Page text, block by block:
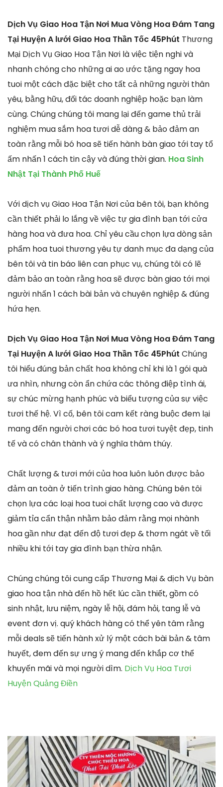
Dịch Vụ Giao Hoa Tận Nơi Mua Vòng Hoa Đám Tang
Tại Huyện A lưới Giao Hoa Thần Tốc 45Phút Thương
Mại Dịch Vụ Giao Hoa Tận Nơi là việc tiện nghi và
nhanh chóng cho những ai ao ước tặng ngay hoa
tuoi một cách đặc biệt cho tất cả những người thân
yêu, bằng hữu, đối tác doanh nghiệp hoặc bạn làm
cùng. Chúng chúng tôi mang lại đến game thủ trải
nghiệm mua sắm hoa tươi dễ dàng & bảo đảm an
toàn rằng mỗi bó hoa sẽ tiến hành bàn giao tới tay tổ
ấm nhấn 1 cách tin cậy và đúng thời gian. Hoa Sinh
Nhật Tại Thành Phố Huế
Với dịch vụ Giao Hoa Tận Nơi của bên tôi, bạn không
cần thiết phải lo lắng về việc tự gia đình bạn tới cửa
hàng hoa và đưa hoa. Chỉ yêu cầu chọn lựa dòng sản
phẩm hoa tuoi thương yêu tự danh mục đa dạng của
bên tôi và tin báo liên can phục vụ, chúng tôi có lẽ
đảm bảo an toàn rằng hoa sẽ được bàn giao tới mọi
người nhấn 1 cách bài bản và chuyên nghiệp & đúng
hứa hẹn.
Dịch Vụ Giao Hoa Tận Nơi Mua Vòng Hoa Đám Tang
Tại Huyện A lưới Giao Hoa Thần Tốc 45Phút Chúng
tôi hiểu đúng bản chất hoa không chỉ khi là 1 gói quà
ưa nhìn, nhưng còn ẩn chứa các thông điệp tình ái,
sự chúc mừng hạnh phúc và biểu tượng của sự việc
tươi thế hệ. Vì cố, bên tôi cam kết ràng buộc đem lại
mang đến người chơi các bó hoa tươi tuyệt đẹp, tinh
tế và có chân thành và ý nghĩa thâm thúy.
Chất lượng & tươi mới của hoa luôn luôn được bảo
đảm an toàn ở tiến trình giao hàng. Chúng bên tôi
chọn lựa các loại hoa tuoi chất lượng cao và được
giảm tỉa cẩn thận nhằm bảo đảm rằng mọi nhành
hoa gần như đạt đến độ tươi đẹp & thơm ngát về tối
nhiều khi tới tay gia đình bạn thừa nhận.
Chúng chúng tôi cung cấp Thương Mại & dịch Vụ bàn
giao hoa tận nhà đến hồ hết lúc cần thiết, gồm có
sinh nhật, lưu niệm, ngày lễ hội, đám hỏi, tang lễ và
event đơn vị. quý khách hàng có thể yên tâm rằng
mỗi deals sẽ tiến hành xử lý một cách bài bản & tâm
huyết, đem đến sự ưng ý mang đến khắp cơ thể
khuyến mãi và mọi người dìm. Dịch Vụ Hoa Tươi
Huyện Quảng Điền